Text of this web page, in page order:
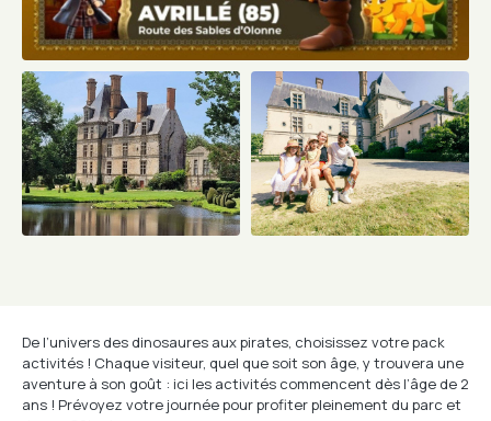
De l’univers des dinosaures aux pirates, choisissez votre pack
activités ! Chaque visiteur, quel que soit son âge, y trouvera une
aventure à son goût : ici les activités commencent dès l’âge de 2
ans ! Prévoyez votre journée pour profiter pleinement du parc et